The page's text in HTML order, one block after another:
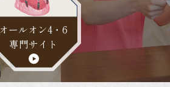
オールオン4・6
専門サイト